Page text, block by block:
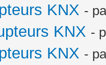
KNX -
KNX -
KNX -